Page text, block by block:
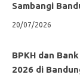
Sambangi
20/07/2026
BPKH dan
2026 di